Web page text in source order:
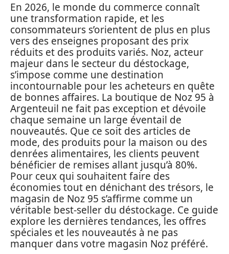
En 2026, le monde du commerce connaît
une transformation rapide, et les
consommateurs s’orientent de plus en plus
vers des enseignes proposant des prix
réduits et des produits variés. Noz, acteur
majeur dans le secteur du déstockage,
s’impose comme une destination
incontournable pour les acheteurs en quête
de bonnes affaires. La boutique de Noz 95 à
Argenteuil ne fait pas exception et dévoile
chaque semaine un large éventail de
nouveautés. Que ce soit des articles de
mode, des produits pour la maison ou des
denrées alimentaires, les clients peuvent
bénéficier de remises allant jusqu’à 80%.
Pour ceux qui souhaitent faire des
économies tout en dénichant des trésors, le
magasin de Noz 95 s’affirme comme un
véritable best-seller du déstockage. Ce guide
explore les dernières tendances, les offres
spéciales et les nouveautés à ne pas
manquer dans votre magasin Noz préféré.